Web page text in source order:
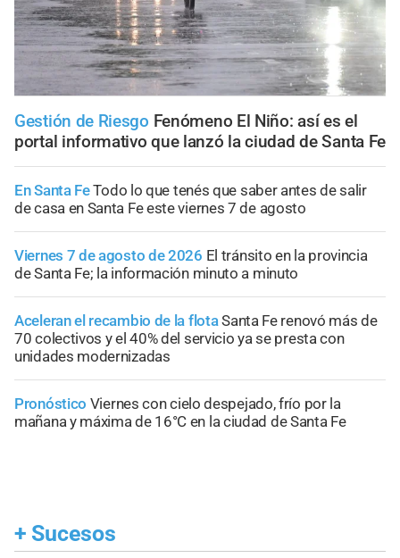
Gestión de Riesgo Fenómeno El Niño: así es el
portal informativo que lanzó la ciudad de Santa Fe
En Santa FeTodo lo que tenés que saber antes de salir
de casa en Santa Fe este viernes 7 de agosto
Viernes 7 de agosto de 2026 El tránsito en la provincia
de Santa Fe; la información minuto a minuto
Aceleran el recambio de la flotaSanta Fe renovó más de
70 colectivos y el 40% del servicio ya se presta con
unidades modernizadas
Pronóstico Viernes con cielo despejado, frío por la
mañana y máxima de 16°C en la ciudad de Santa Fe
+ Sucesos